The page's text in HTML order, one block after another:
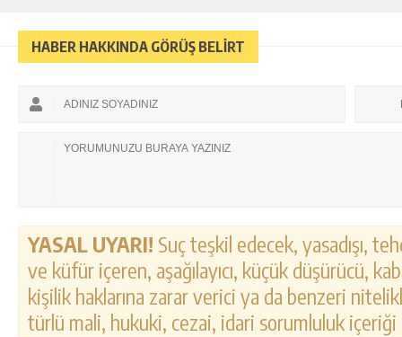
HABER HAKKINDA GÖRÜŞ BELİRT
YASAL UYARI! Suç teşkil edecek, yasadışı,
ve küfür içeren, aşağılayıcı, küçük düşürücü,
kişilik haklarına zarar verici ya da benzeri
türlü mali, hukuki, cezai, idari sorumluluk